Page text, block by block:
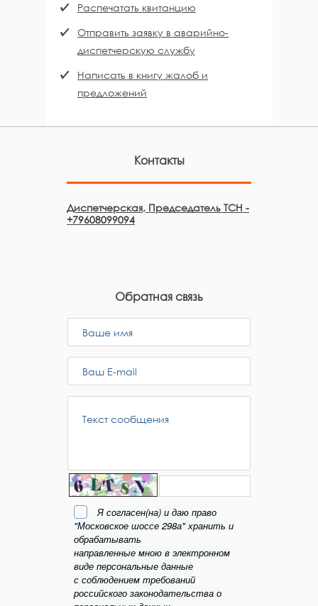
Распечатать квитанцию
Отправить заявку в аварийно-
диспетчерскую службу
Написать в книгу жалоб и
предложений
Контакты
Диспетчерская, Председатель ТСН -
+79608099094
Обратная связь
Я согласен(на) и даю право
"Московское шоссе 298а" хранить и
обрабатывать
направленные мною в электронном
виде персональные данные
с соблюдением требований
российского законодательства о